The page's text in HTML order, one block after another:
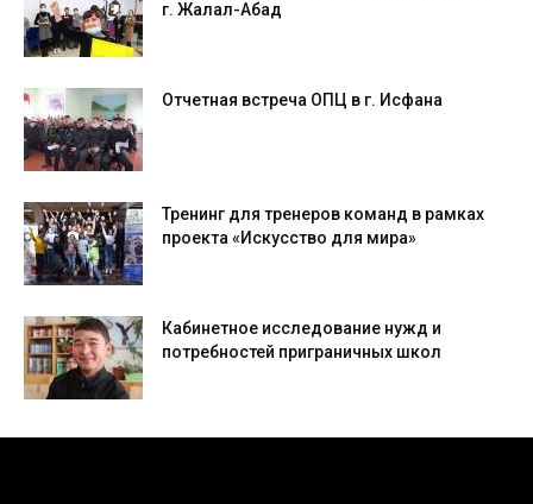
г. Жалал-Абад
Отчетная встреча ОПЦ в г. Исфана
Тренинг для тренеров команд в рамках
проекта «Искусство для мира»
Кабинетное исследование нужд и
потребностей приграничных школ